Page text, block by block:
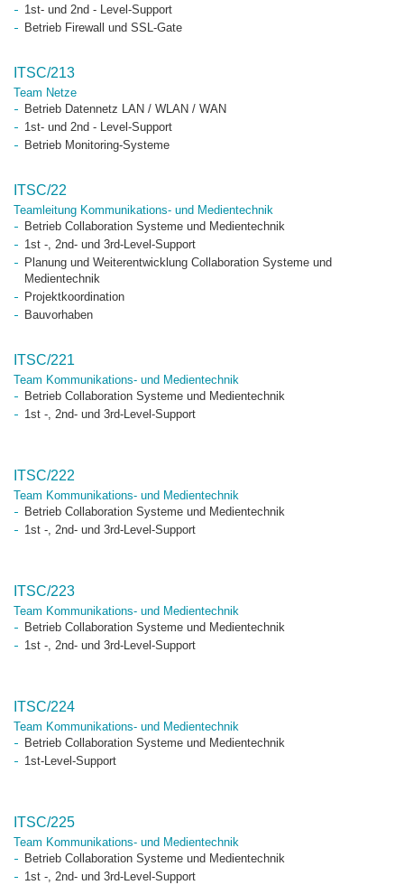
1st- und 2nd - Level-Support
Betrieb Firewall und SSL-Gate
ITSC/213
Team Netze
Betrieb Datennetz LAN / WLAN / WAN
1st- und 2nd - Level-Support
Betrieb Monitoring-Systeme
ITSC/22
Teamleitung Kommunikations- und Medientechnik
Betrieb Collaboration Systeme und Medientechnik
1st -, 2nd- und 3rd-Level-Support
Planung und Weiterentwicklung Collaboration Systeme und
Medientechnik
Projektkoordination
Bauvorhaben
ITSC/221
Team Kommunikations- und Medientechnik
Betrieb Collaboration Systeme und Medientechnik
1st -, 2nd- und 3rd-Level-Support
ITSC/222
Team Kommunikations- und Medientechnik
Betrieb Collaboration Systeme und Medientechnik
1st -, 2nd- und 3rd-Level-Support
ITSC/223
Team Kommunikations- und Medientechnik
Betrieb Collaboration Systeme und Medientechnik
1st -, 2nd- und 3rd-Level-Support
ITSC/224
Team Kommunikations- und Medientechnik
Betrieb Collaboration Systeme und Medientechnik
1st-Level-Support
ITSC/225
Team Kommunikations- und Medientechnik
Betrieb Collaboration Systeme und Medientechnik
1st -, 2nd- und 3rd-Level-Support